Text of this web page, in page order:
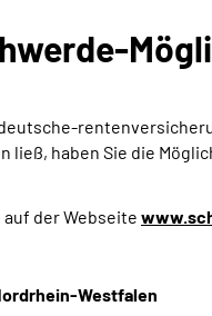
haben Sie die
der Webseite
Westfalen